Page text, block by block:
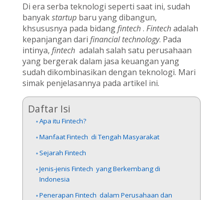
Di era serba teknologi seperti saat ini, sudah
banyakstartupbaru yang dibangun,
khsususnya pada bidangfintech. Fintechadalah
kepanjangan dari financial technology. Pada
intinya, fintech adalah salah satu perusahaan
yang bergerak dalam jasa keuangan yang
sudah dikombinasikan dengan teknologi. Mari
simak penjelasannya pada artikel ini.
Daftar Isi
Apa itu Fintech?
Manfaat Fintech di Tengah Masyarakat
Sejarah Fintech
Jenis-jenis Fintech yang Berkembang di
Indonesia
Penerapan Fintech dalam Perusahaan dan